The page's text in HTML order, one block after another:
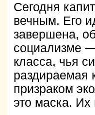
Сегодня
вечным. Его
завершена,
социализме
класса, чья
раздираемая
призраком
это маска.